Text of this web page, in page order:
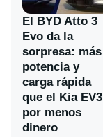
El BYD Atto 3
Evo da la
sorpresa: más
potencia y
carga rápida
que el Kia EV3
por menos
dinero